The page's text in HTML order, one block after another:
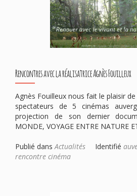
Rencontres avec la réalisatrice Agnès Fouilleux
Agnès Fouilleux nous fait le plaisir
spectateurs de 5 cinémas
projection de son dernier
MONDE, VOYAGE ENTRE NATURE
Publié dansActualités Identifié
rencontre cinéma